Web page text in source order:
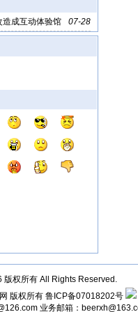
07-28
造成互动体验馆
版权所有 All Rights Reserved.
版权所有 鲁ICP备07018202号
业务邮箱：